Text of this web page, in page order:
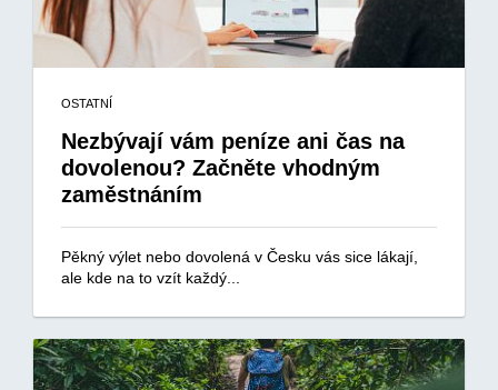
OSTATNÍ
Nezbývají vám peníze ani čas na
dovolenou? Začněte vhodným
zaměstnáním
Pěkný výlet nebo dovolená v Česku vás sice lákají,
ale kde na to vzít každý...